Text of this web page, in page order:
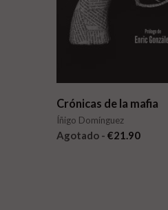
Crónicas de la mafia
Íñigo Domínguez
Agotado - €21.90